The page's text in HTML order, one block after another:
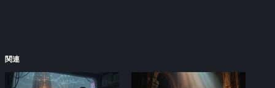
関連